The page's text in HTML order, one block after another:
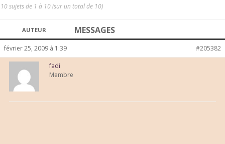
10 sujets de 1 à 10 (sur un total de 10)
AUTEUR MESSAGES
février 25, 2009 à 1:39 #205382
fadi
Membre